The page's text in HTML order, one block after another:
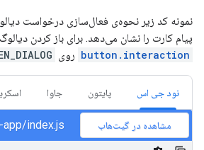
نمونه کد زیر نحوه‌ی فعال‌سازی درخواست
پیام کارت را نشان می‌دهد. برای باز کردن
button.interaction روی
نود جی اس پایتون جاوا
index.js مشاهده در گیت‌هاب